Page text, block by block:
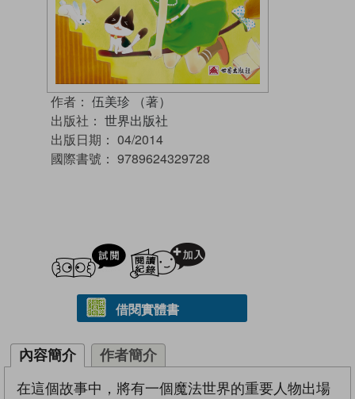
作者： 伍美珍 （著）
出版社： 世界出版社
出版日期： 04/2014
國際書號： 9789624329728
試閲
借閱實體書
內容簡介 作者簡介
在這個故事中，將有一個魔法世界的重要人物出場